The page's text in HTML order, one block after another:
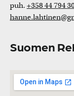
puh. +358 44 794
Suomen